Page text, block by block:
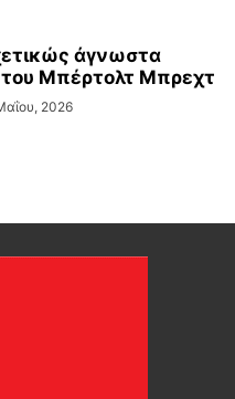
άγνωστα
Μπέρτολτ Μπρεχτ
2026